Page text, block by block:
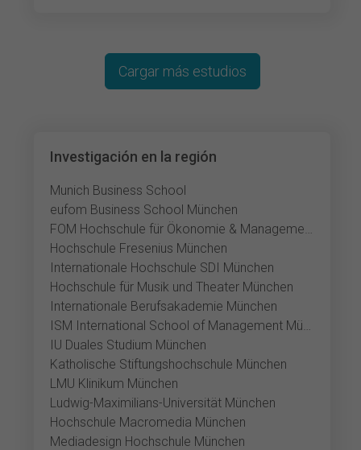
Investigación en la región
Munich Business School
eufom Business School München
FOM Hochschule für Ökonomie & Management München
Hochschule Fresenius München
Internationale Hochschule SDI München
Hochschule für Musik und Theater München
Internationale Berufsakademie München
ISM International School of Management München
IU Duales Studium München
Katholische Stiftungshochschule München
LMU Klinikum München
Ludwig-Maximilians-Universität München
Hochschule Macromedia München
Mediadesign Hochschule München
Cargar más estudios